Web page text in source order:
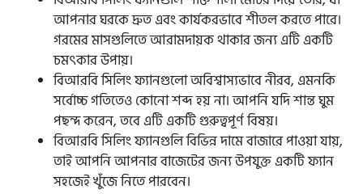
আপনার ঘরকে দ্রুত এবং কার্যকরভাবে শীতল করতে পারে।
গরমের মাসগুলিতে আরামদায়ক থাকার জন্য এটি একটি
চমৎকার উপায়।
বিআরবি সিলিং ফ্যানগুলো অবিশ্বাস্যভাবে নীরব, এমনকি
সর্বোচ্চ গতিতেও কোনো শব্দ হয় না। আপনি যদি শান্ত ঘুম
পছন্দ করেন, তবে এটি একটি গুরুত্বপূর্ণ বিষয়।
বিআরবি সিলিং ফ্যানগুলি বিভিন্ন দামে বাজারে পাওয়া যায়,
তাই আপনি আপনার বাজেটের জন্য উপযুক্ত একটি ফ্যান
সহজেই খুঁজে নিতে পারবেন।